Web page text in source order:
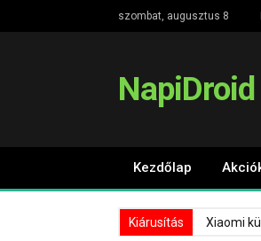
szombat, augusztus 8
NapiDroid
Kezdőlap
Kiárusítás Xiaomi